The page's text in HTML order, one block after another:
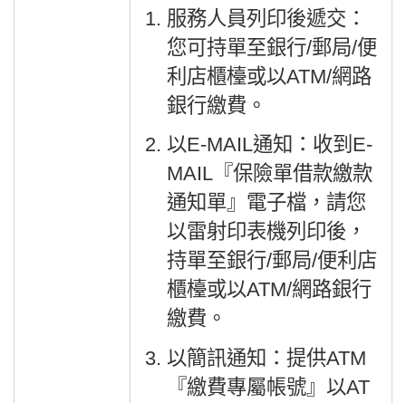
服務人員列印後遞交：
您可持單至銀行/郵局/便
利店櫃檯或以ATM/網路
銀行繳費。
以E-MAIL通知：收到E-
MAIL『保險單借款繳款
通知單』電子檔，請您
以雷射印表機列印後，
持單至銀行/郵局/便利店
櫃檯或以ATM/網路銀行
繳費。
以簡訊通知：提供ATM
『繳費專屬帳號』以AT